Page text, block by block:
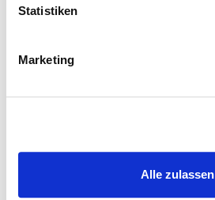
Statistiken
Marketing
Alle zulassen